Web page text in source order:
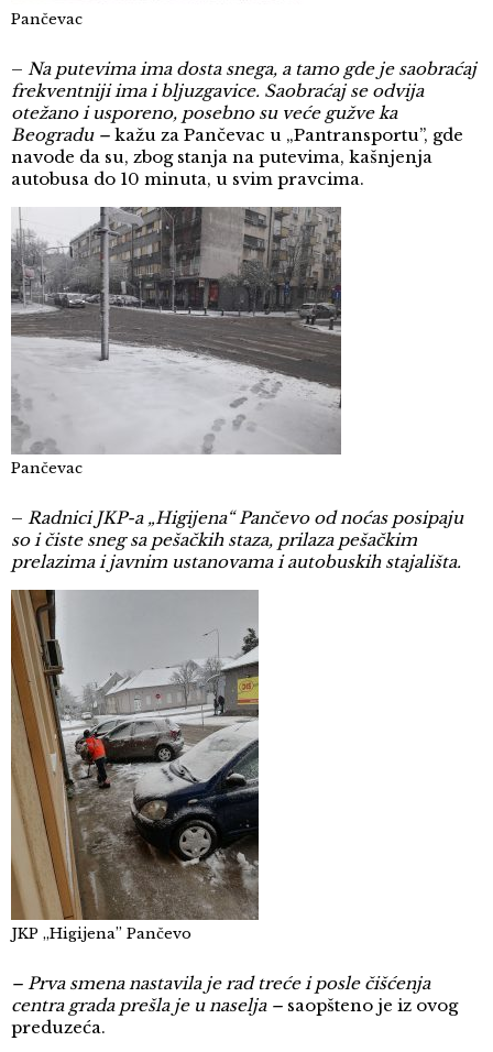
Pančevac
– Na putevima ima dosta snega, a tamo gde je saobraćaj
frekventniji ima i bljuzgavice. Saobraćaj se odvija
otežano i usporeno, posebno su veće gužve ka
Beogradu – kažu za Pančevac u „Pantransportu”, gde
navode da su, zbog stanja na putevima, kašnjenja
autobusa do 10 minuta, u svim pravcima.
Pančevac
– Radnici JKP-a „Higijena“ Pančevo od noćas posipaju
so i čiste sneg sa pešačkih staza, prilaza pešačkim
prelazima i javnim ustanovama i autobuskih stajališta.
JKP „Higijena” Pančevo
– Prva smena nastavila je rad treće i posle čišćenja
centra grada prešla je u naselja – saopšteno je iz ovog
preduzeća.